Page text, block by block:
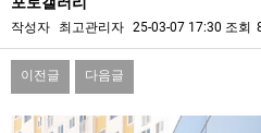
작성자 최고관리자 25-03-07 17:30 조회
이전글 다음글
본문